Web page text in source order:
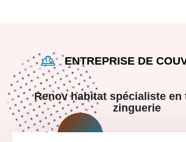
ENTREPRISE DE
Renov habitat spécialiste en
zinguerie